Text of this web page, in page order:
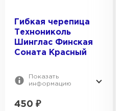
Гибкая черепица
Технониколь
Шинглас Финская
Соната Красный
Показать
информацию
450 ₽